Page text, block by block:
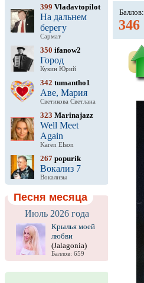
399 Vladavtopilot
На дальнем
берегу
Сармат
350 ifanow2
Город
Кукин Юрий
342 tumantho1
Аве, Мария
Светикова Светлана
323 Marinajazz
Well Meet
Again
Karen Elson
267 popurik
Вокализ 7
Вокализы
Песня месяца
Июль 2026 года
Крылья моей
любви
(Jalagonia)
Баллов: 659
Баллов:
346